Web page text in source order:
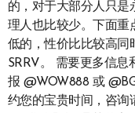
的，对于大部分人只是
理人也比较少。下面重
低的，性价比比较高同
SRRV。 需要更多信息
报 @WOW888 或
约您的宝贵时间，咨询